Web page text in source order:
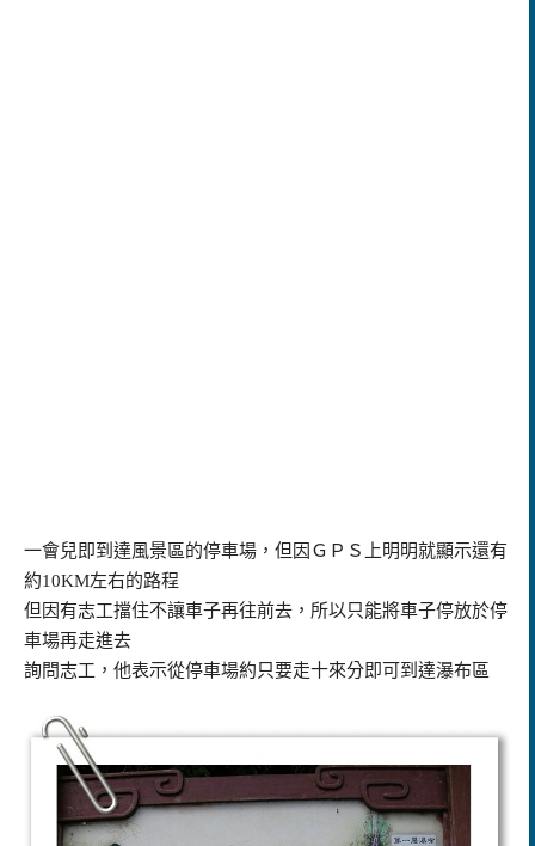
一會兒即到達風景區的停車場，但因ＧＰＳ上明明就顯示還有
約10KM左右的路程
但因有志工擋住不讓車子再往前去，所以只能將車子停放於停
車場再走進去
詢問志工，他表示從停車場約只要走十來分即可到達瀑布區